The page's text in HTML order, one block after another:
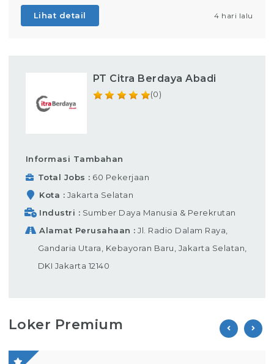
Lihat detail 4 hari lalu
PT Citra Berdaya Abadi
(0)
Informasi Tambahan
Total Jobs
60 Pekerjaan
Kota
Jakarta Selatan
Industri
Sumber Daya Manusia & Perekrutan
Alamat Perusahaan
Jl. Radio Dalam Raya,
Gandaria Utara, Kebayoran Baru, Jakarta Selatan,
DKI Jakarta 12140
Loker Premium